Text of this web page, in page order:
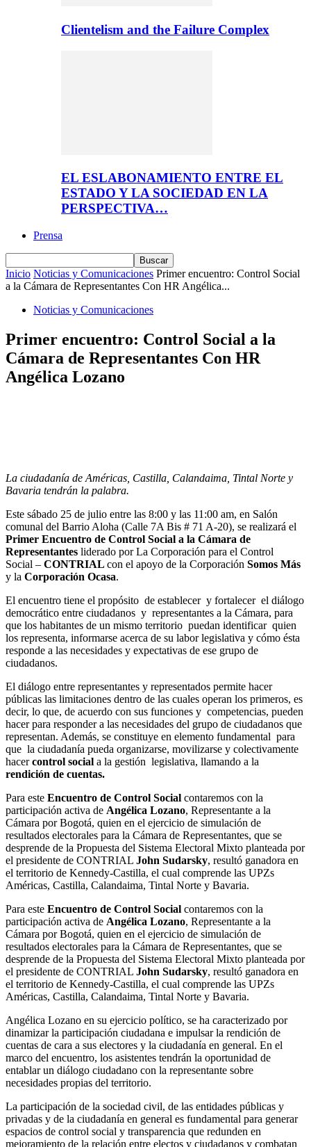
Clientelism and the Failure Complex
EL ESLABONAMIENTO ENTRE EL
ESTADO Y LA SOCIEDAD EN LA
PERSPECTIVA…
Prensa
Inicio Noticias y Comunicaciones Primer encuentro: Control Social
a la Cámara de Representantes Con HR Angélica...
Noticias y Comunicaciones
Primer encuentro: Control Social a la
Cámara de Representantes Con HR
Angélica Lozano
La ciudadanía de Américas, Castilla, Calandaima, Tintal Norte y
Bavaria tendrán la palabra.
Este sábado 25 de julio entre las 8:00 y las 11:00 am, en Salón
comunal del Barrio Aloha (Calle 7A Bis # 71 A-20), se realizará el
Primer Encuentro de Control Social a la Cámara de
Representantes liderado por La Corporación para el Control
Social – CONTRIAL con el apoyo de la Corporación Somos Más
y la Corporación Ocasa.
El encuentro tiene el propósito de establecer y fortalecer el diálogo
democrático entre ciudadanos y representantes a la Cámara, para
que los habitantes de un mismo territorio puedan identificar quien
los representa, informarse acerca de su labor legislativa y cómo ésta
responde a las necesidades y expectativas de ese grupo de
ciudadanos.
El diálogo entre representantes y representados permite hacer
públicas las limitaciones dentro de las cuales operan los primeros, es
decir, lo que, de acuerdo con sus funciones y competencias, pueden
hacer para responder a las necesidades del grupo de ciudadanos que
representan. Además, se constituye en elemento fundamental para
que la ciudadanía pueda organizarse, movilizarse y colectivamente
hacercontrol social a la gestión legislativa, llamando a la
rendición de cuentas.
Para este Encuentro de Control Social contaremos con la
participación activa de Angélica Lozano, Representante a la
Cámara por Bogotá, quien en el ejercicio de simulación de
resultados electorales para la Cámara de Representantes, que se
desprende de la Propuesta del Sistema Electoral Mixto planteada por
el presidente de CONTRIAL John Sudarsky, resultó ganadora en
el territorio de Kennedy-Castilla, el cual comprende las UPZs
Américas, Castilla, Calandaima, Tintal Norte y Bavaria.
Para este Encuentro de Control Social contaremos con la
participación activa de Angélica Lozano, Representante a la
Cámara por Bogotá, quien en el ejercicio de simulación de
resultados electorales para la Cámara de Representantes, que se
desprende de la Propuesta del Sistema Electoral Mixto planteada por
el presidente de CONTRIAL John Sudarsky, resultó ganadora en
el territorio de Kennedy-Castilla, el cual comprende las UPZs
Américas, Castilla, Calandaima, Tintal Norte y Bavaria.
Angélica Lozano en su ejercicio político, se ha caracterizado por
dinamizar la participación ciudadana e impulsar la rendición de
cuentas de cara a sus electores y la ciudadanía en general. En el
marco del encuentro, los asistentes tendrán la oportunidad de
entablar un diálogo ciudadano con la representante sobre
necesidades propias del territorio.
La participación de la sociedad civil, de las entidades públicas y
privadas y de la ciudadanía en general es fundamental para generar
espacios de control social y transparencia que redunden en
mejoramiento de la relación entre electos y ciudadanos y combatan